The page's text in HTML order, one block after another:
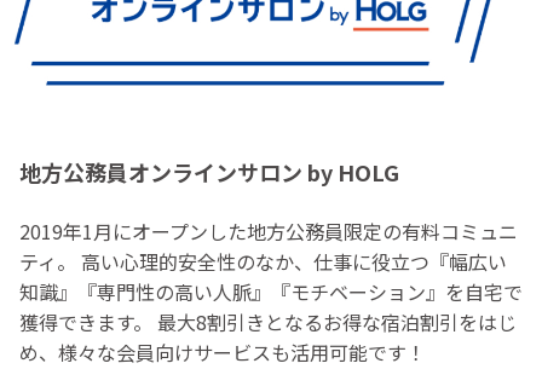
地方公務員オンラインサロン by HOLG
2019年1月にオープンした地方公務員限定の有料コミュニ
ティ。 高い心理的安全性のなか、仕事に役立つ『幅広い
知識』『専門性の高い人脈』『モチベーション』を自宅で
獲得できます。 最大8割引きとなるお得な宿泊割引をはじ
め、様々な会員向けサービスも活用可能です！